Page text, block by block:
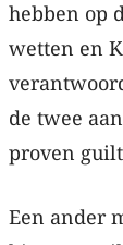
hebben op
wetten en
de twee
proven
Een ander